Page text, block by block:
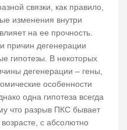
связки, как правило,
изменения внутри
на ее прочность.
причин дегенерации
гипотезы. В некоторых
дегенерации – гены,
особенности
одна гипотеза всегда
что разрыв ПКС бывает
с абсолютно